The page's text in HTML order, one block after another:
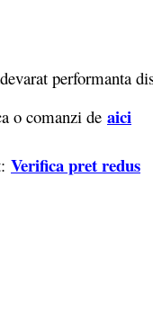
performanta
o comanzi de aici
Verifica pret redus